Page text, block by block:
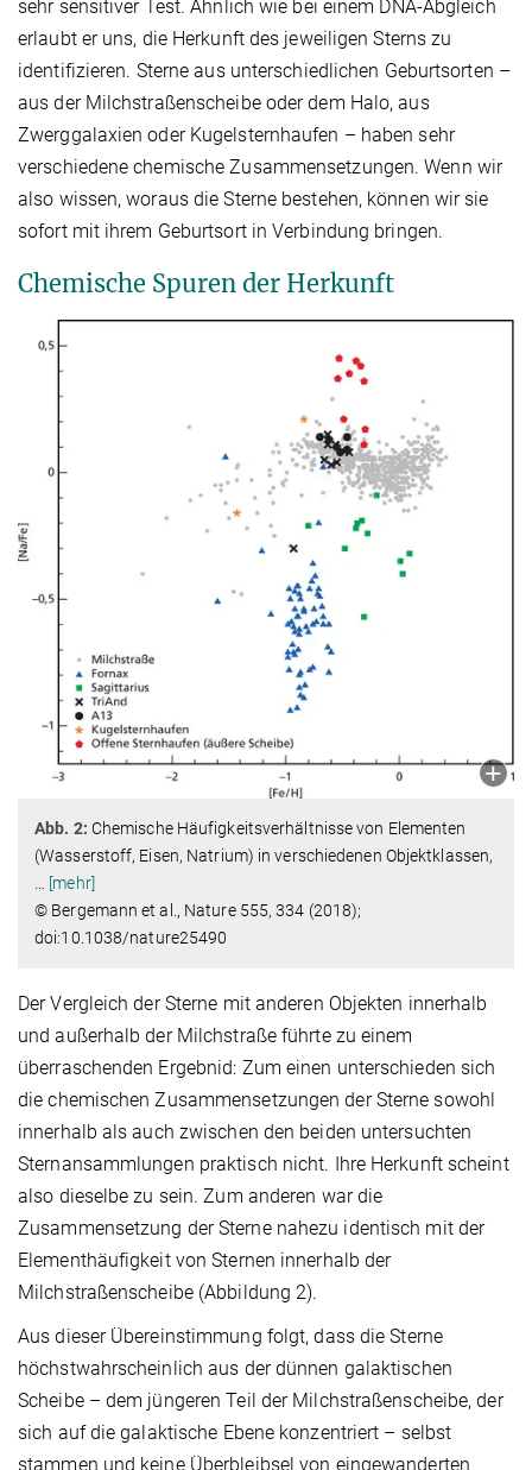
sehr sensitiver Test. Ähnlich wie bei einem DNA-Abgleich
erlaubt er uns, die Herkunft des jeweiligen Sterns zu
identifizieren. Sterne aus unterschiedlichen Geburtsorten –
aus der Milchstraßenscheibe oder dem Halo, aus
Zwerggalaxien oder Kugelsternhaufen – haben sehr
verschiedene chemische Zusammensetzungen. Wenn wir
also wissen, woraus die Sterne bestehen, können wir sie
sofort mit ihrem Geburtsort in Verbindung bringen.
Chemische Spuren der Herkunft
Abb. 2: Chemische Häufigkeitsverhältnisse von Elementen
(Wasserstoff, Eisen, Natrium) in verschiedenen Objektklassen,
[mehr]
© Bergemann et al., Nature 555, 334 (2018);
doi:10.1038/nature25490
Der Vergleich der Sterne mit anderen Objekten innerhalb
und außerhalb der Milchstraße führte zu einem
überraschenden Ergebnid: Zum einen unterschieden sich
die chemischen Zusammensetzungen der Sterne sowohl
innerhalb als auch zwischen den beiden untersuchten
Sternansammlungen praktisch nicht. Ihre Herkunft scheint
also dieselbe zu sein. Zum anderen war die
Zusammensetzung der Sterne nahezu identisch mit der
Elementhäufigkeit von Sternen innerhalb der
Milchstraßenscheibe (Abbildung 2).
Aus dieser Übereinstimmung folgt, dass die Sterne
höchstwahrscheinlich aus der dünnen galaktischen
Scheibe – dem jüngeren Teil der Milchstraßenscheibe, der
sich auf die galaktische Ebene konzentriert – selbst
stammen und keine Überbleibsel von eingewanderten